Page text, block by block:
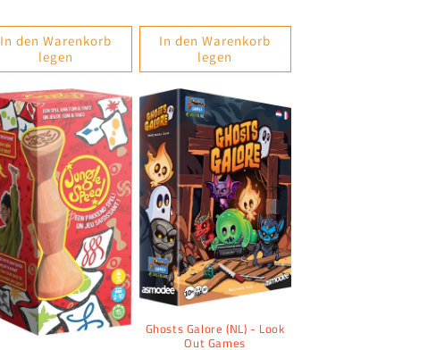
In den Warenkorb
legen
In den Warenkorb
legen
Ghosts Galore (NL) - Look
Out Games